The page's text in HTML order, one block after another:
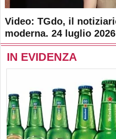
Video: TGdo, il
moderna. 24 luglio 2026
IN EVIDENZA